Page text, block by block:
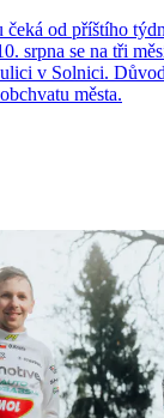
čeká od příštího
srpna se na tři
v Solnici.
města.